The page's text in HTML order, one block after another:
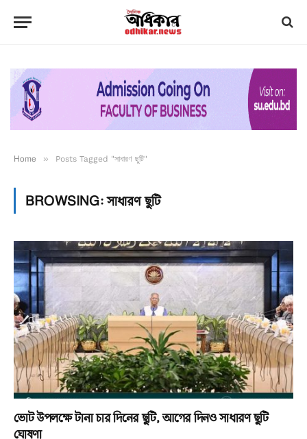
Home » Posts Tagged "সাধারণ ছুটি"
BROWSING:সাধারণ ছুটি
ভোট উপলক্ষে টানা চার দিনের ছুটি, আগের দিনও সাধারণ ছুটি
ঘোষণা